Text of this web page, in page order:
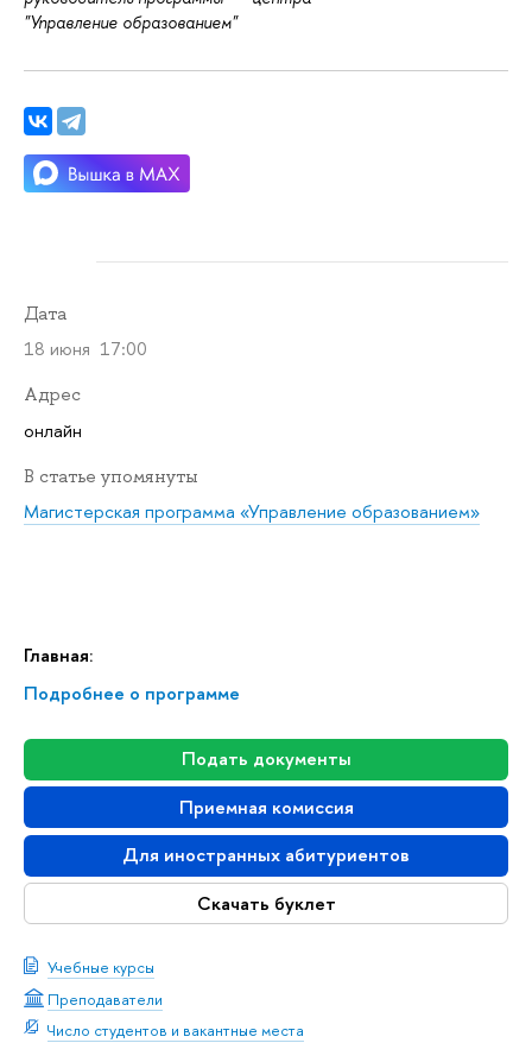
Главная:
Подробнее о программе
Подать документы
Приемная комиссия
Для иностранных абитуриентов
Скачать буклет
Учебные курсы
Преподаватели
Число студентов и вакантные места
"Управление образованием"
Дата
18 июня 17:00
Адрес
онлайн
В статье упомянуты
Магистерская программа «Управление образованием»